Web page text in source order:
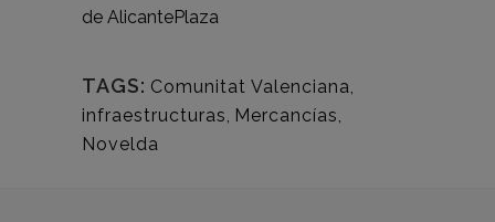
de AlicantePlaza
TAGS: Comunitat Valenciana,
infraestructuras, Mercancías,
Novelda